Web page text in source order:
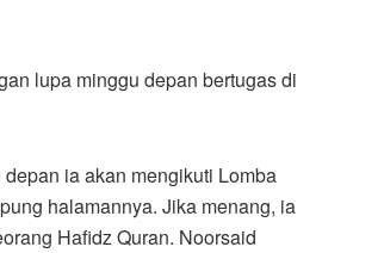
lupa minggu depan bertugas di
ia akan mengikuti Lomba
halamannya. Jika menang, ia
Hafidz Quran. Noorsaid